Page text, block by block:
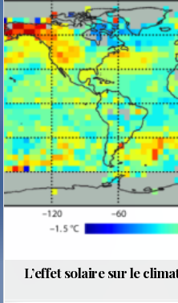
in
L’effet solaire sur le